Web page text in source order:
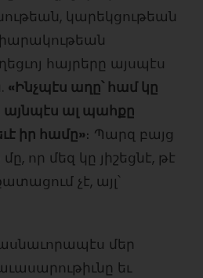
կարեկցութեան
հայրերը այսպէս
«Ինչպէս աղը՝ համ կը
այնպէս ալ պահքը
իր համը»։ Պարզ բայց
որ մեզ կը յիշեցնէ, թէ
չէ, այլ՝
մեր
եւ